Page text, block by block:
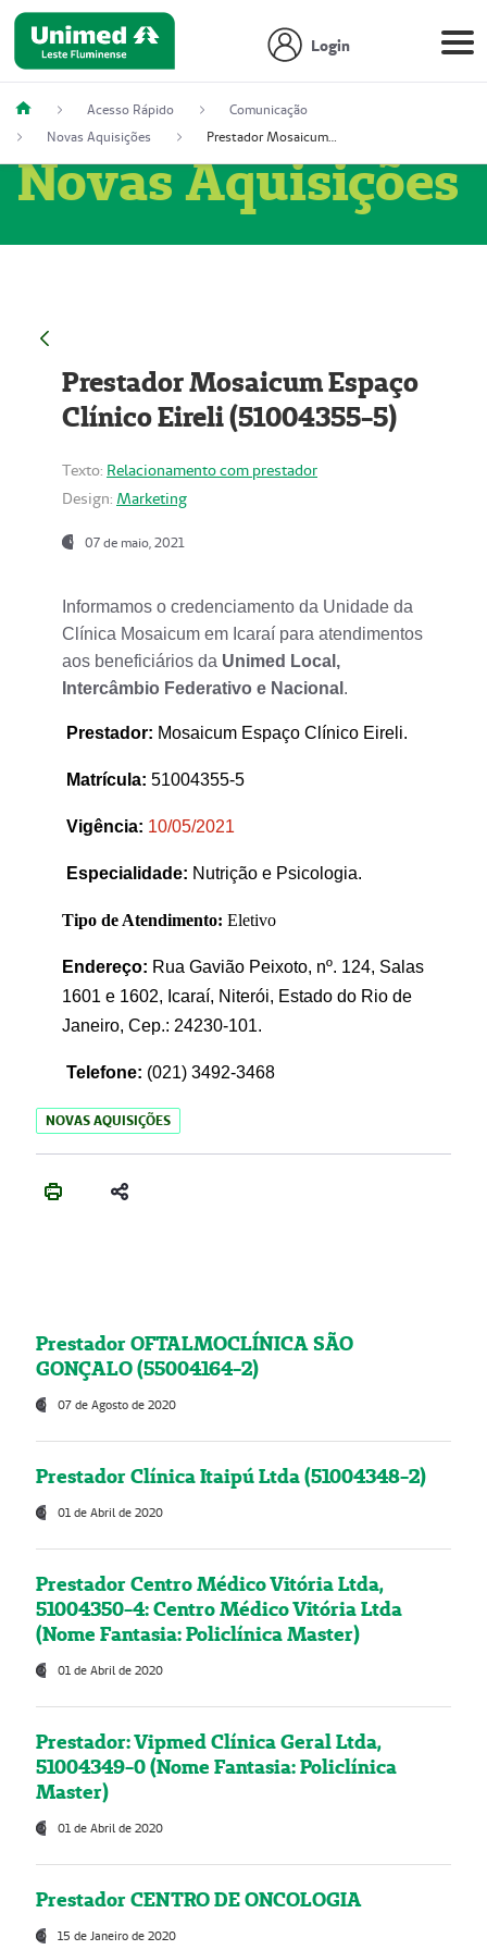
Login
Acesso Rápido
Comunicação
Novas Aquisições
Prestador Mosaicum Espaço Clínico Eireli (51004355-5)
Novas Aquisições
Prestador Mosaicum Espaço
Clínico Eireli (51004355-5)
Texto: Relacionamento com prestador
Design: Marketing
07 de maio, 2021
Informamos o credenciamento da Unidade da
Clínica Mosaicum em Icaraí para atendimentos
aos beneficiários da Unimed Local,
Intercâmbio Federativo e Nacional .
Prestador: Mosaicum Espaço Clínico Eireli.
Matrícula: 51004355-5
Vigência: 10/05/2021
Especialidade: Nutrição e Psicologia.
Tipo de Atendimento: Eletivo
Endereço: Rua Gavião Peixoto, nº. 124, Salas
1601 e 1602, Icaraí, Niterói, Estado do Rio de
Janeiro, Cep.: 24230-101.
Telefone: (021) 3492-3468
NOVAS AQUISIÇÕES
Prestador OFTALMOCLÍNICA SÃO
GONÇALO (55004164-2)
07 de Agosto de 2020
Prestador Clínica Itaipú Ltda (51004348-2)
01 de Abril de 2020
Prestador Centro Médico Vitória Ltda,
51004350-4: Centro Médico Vitória Ltda
(Nome Fantasia: Policlínica Master)
01 de Abril de 2020
Prestador: Vipmed Clínica Geral Ltda,
51004349-0 (Nome Fantasia: Policlínica
Master)
01 de Abril de 2020
Prestador CENTRO DE ONCOLOGIA
15 de Janeiro de 2020